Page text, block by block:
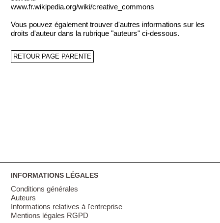
www.fr.wikipedia.org/wiki/creative_commons
Vous pouvez également trouver d'autres informations sur les
droits d'auteur dans la rubrique "auteurs" ci-dessous.
RETOUR PAGE PARENTE
INFORMATIONS LÉGALES
Conditions générales
Auteurs
Informations relatives à l'entreprise
Mentions légales RGPD